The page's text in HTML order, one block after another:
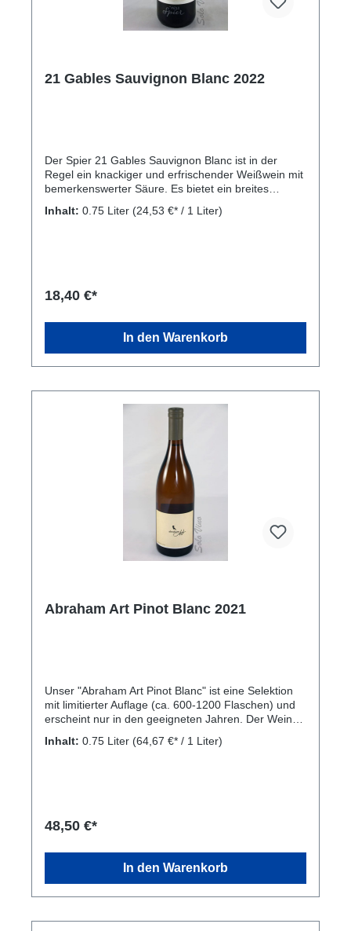
21 Gables Sauvignon Blanc 2022
Der Spier 21 Gables Sauvignon Blanc ist in der
Regel ein knackiger und erfrischender Weißwein mit
bemerkenswerter Säure. Es bietet ein breites
bis hin zu mineralischen Tönen und Noten von
Inhalt: 0.75 Liter (24,53 €* / 1 Liter)
18,40 €*
In den Warenkorb
Abraham Art Pinot Blanc 2021
Unser "Abraham Art Pinot Blanc" ist eine Selektion
mit limitierter Auflage (ca. 600-1200 Flaschen) und
erscheint nur in den geeigneten Jahren. Der Wein
Weinbergen (70 Jahre alt / Pergola)Kellerei: Weingut
Inhalt: 0.75 Liter (64,67 €* / 1 Liter)
48,50 €*
In den Warenkorb